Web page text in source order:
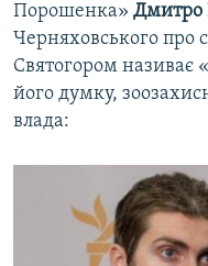
Порошенка» Дмитро
Черняховського про
Святогором називає
його думку,
влада: